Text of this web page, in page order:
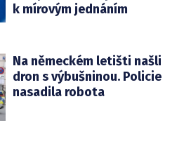
k mírovým jednáním
Na německém letišti našli
dron s výbušninou. Policie
nasadila robota